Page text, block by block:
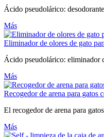
Ácido pseudolárico:
Más
Eliminador de olores de gato
Ácido pseudolárico: eliminador
Más
Recogedor de arena para gatos
El recogedor de arena para
Más